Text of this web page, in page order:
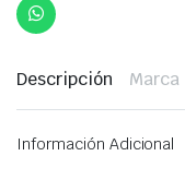
Descripción Marca
Información Adicional